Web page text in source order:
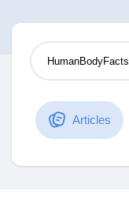
Découvrir Blogs
Mes Articles
Articles